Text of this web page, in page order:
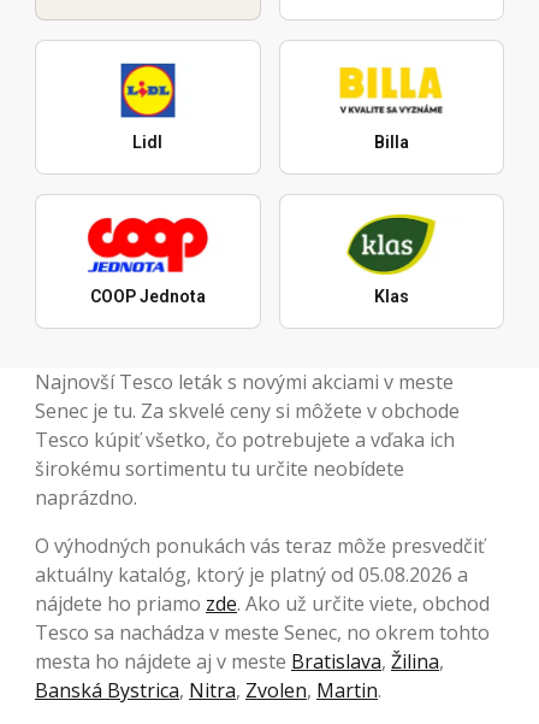
Lidl Billa
COOP Jednota Klas
Najnovší Tesco leták s novými akciami v meste
Senec je tu. Za skvelé ceny si môžete v obchode
Tesco kúpiť všetko, čo potrebujete a vďaka ich
širokému sortimentu tu určite neobídete
naprázdno.
O výhodných ponukách vás teraz môže presvedčiť
aktuálny katalóg, ktorý je platný od 05.08.2026 a
nájdete ho priamo zde. Ako už určite viete, obchod
Tesco sa nachádza v meste Senec, no okrem tohto
mesta ho nájdete aj v meste Bratislava, Žilina,
Banská Bystrica, Nitra, Zvolen, Martin.